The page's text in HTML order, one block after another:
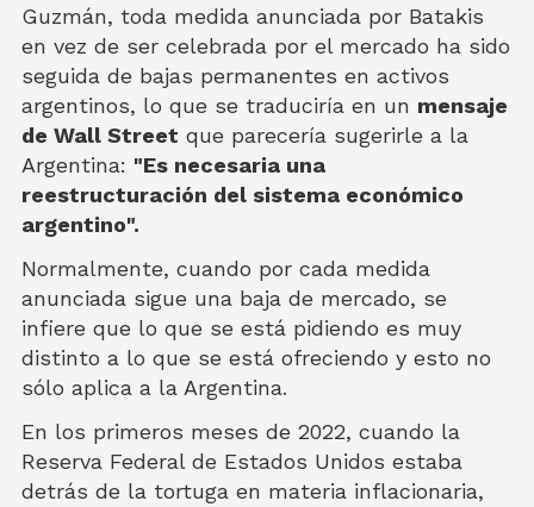
Guzmán, toda medida anunciada por Batakis
en vez de ser celebrada por el mercado ha sido
seguida de bajas permanentes en activos
argentinos, lo que se traduciría en un mensaje
de Wall Street que parecería sugerirle a la
Argentina: "Es necesaria una
reestructuración del sistema económico
argentino".
Normalmente, cuando por cada medida
anunciada sigue una baja de mercado, se
infiere que lo que se está pidiendo es muy
distinto a lo que se está ofreciendo y esto no
sólo aplica a la Argentina.
En los primeros meses de 2022, cuando la
Reserva Federal de Estados Unidos estaba
detrás de la tortuga en materia inflacionaria,